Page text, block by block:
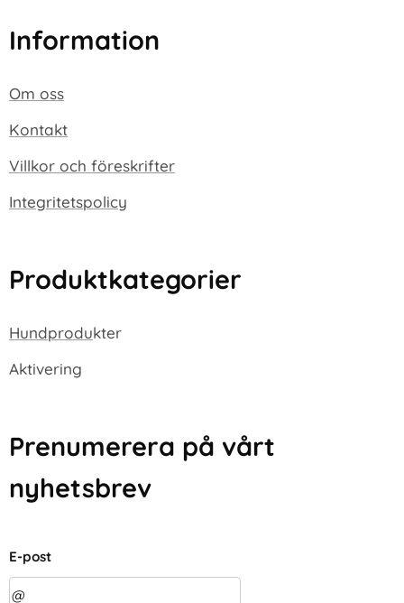
Information
Om oss
Kontakt
Villkor och föreskrifter
Integritetspolicy
Produktkategorier
Hundprodukter
Aktivering
Prenumerera på vårt
nyhetsbrev
E-post